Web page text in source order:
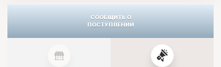
СООБЩИТЬ О
ПОСТУПЛЕНИИ